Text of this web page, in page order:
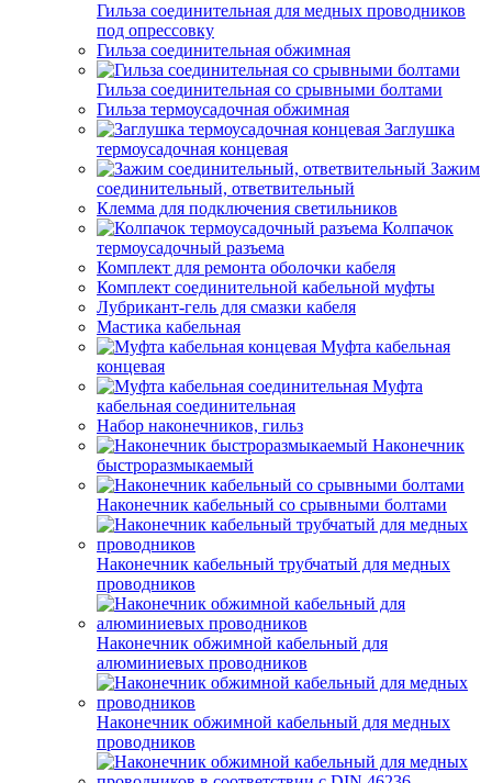
Гильза соединительная для медных проводников
под опрессовку
Гильза соединительная обжимная
Гильза соединительная со срывными болтами
Гильза термоусадочная обжимная
Заглушка
термоусадочная концевая
Зажим
соединительный, ответвительный
Клемма для подключения светильников
Колпачок
термоусадочный разъема
Комплект для ремонта оболочки кабеля
Комплект соединительной кабельной муфты
Лубрикант-гель для смазки кабеля
Мастика кабельная
Муфта кабельная
концевая
Муфта
кабельная соединительная
Набор наконечников, гильз
Наконечник
быстроразмыкаемый
Наконечник кабельный со срывными болтами
Наконечник кабельный трубчатый для медных
проводников
Наконечник обжимной кабельный для
алюминиевых проводников
Наконечник обжимной кабельный для медных
проводников